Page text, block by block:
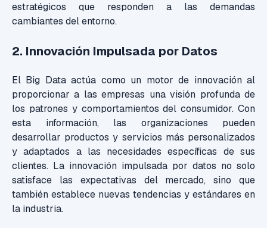
estratégicos que responden a las demandas
cambiantes del entorno.
2. Innovación Impulsada por Datos
El Big Data actúa como un motor de innovación al
proporcionar a las empresas una visión profunda de
los patrones y comportamientos del consumidor. Con
esta información, las organizaciones pueden
desarrollar productos y servicios más personalizados
y adaptados a las necesidades específicas de sus
clientes. La innovación impulsada por datos no solo
satisface las expectativas del mercado, sino que
también establece nuevas tendencias y estándares en
la industria.